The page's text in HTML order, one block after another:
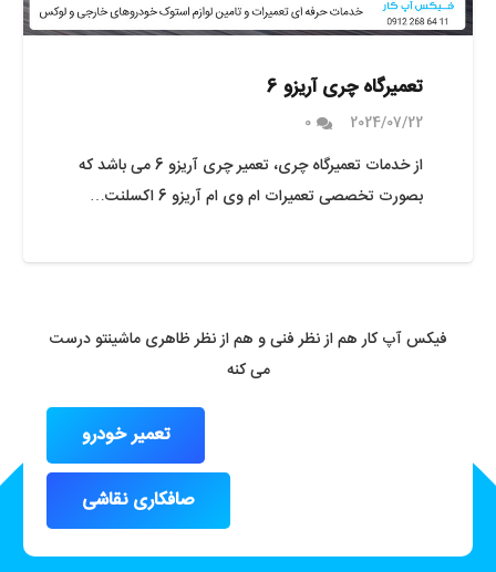
تعمیرگاه چری آریزو 6
2024/07/22
0
از خدمات تعمیرگاه چری، تعمیر چری آریزو 6 می باشد که
بصورت تخصصی تعمیرات ام وی ام آریزو 6 اکسلنت…
فیکس آپ کار هم از نظر فنی و هم از نظر ظاهری ماشینتو درست
می کنه
تعمیر خودرو
صافکاری نقاشی